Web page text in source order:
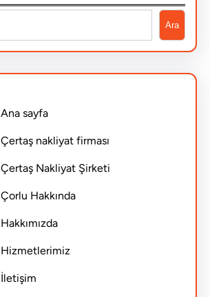
Ara
Ana sayfa
Çertaş nakliyat firması
Çertaş Nakliyat Şirketi
Çorlu Hakkında
Hakkımızda
Hizmetlerimiz
İletişim